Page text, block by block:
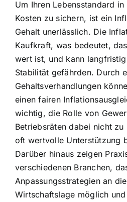
Um Ihren Lebensstandard
Kosten zu sichern, ist ein
Gehalt unerlässlich. Die
Kaufkraft, was bedeutet,
wert ist, und kann
Stabilität gefährden. Durch
Gehaltsverhandlungen
einen fairen
wichtig, die Rolle von
Betriebsräten dabei nicht
oft wertvolle Unterstützung
Darüber hinaus zeigen
verschiedenen Branchen,
Anpassungsstrategien an
Wirtschaftslage möglich